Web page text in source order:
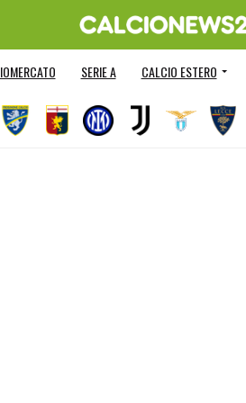
SERIE A CALCIO ESTERO